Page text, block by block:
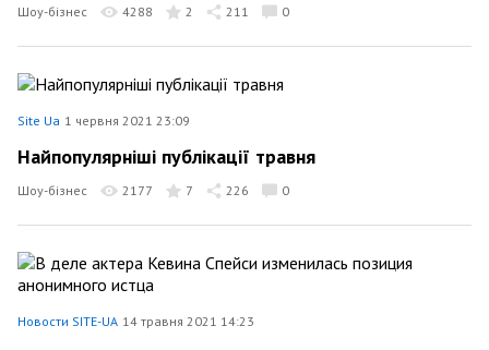
Шоу-бізнес 4288 2 211 0
Site Ua 1 червня 2021 23:09
Найпопулярніші публікації травня
Шоу-бізнес 2177 7 226 0
Новости SITE-UA 14 травня 2021 14:23